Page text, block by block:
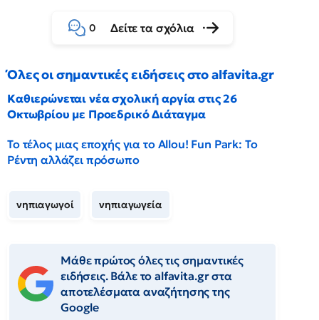
0 Δείτε τα σχόλια
Όλες οι σημαντικές ειδήσεις στο alfavita.gr
Καθιερώνεται νέα σχολική αργία στις 26
Οκτωβρίου με Προεδρικό Διάταγμα
Το τέλος μιας εποχής για το Allou! Fun Park: Το
Ρέντη αλλάζει πρόσωπο
νηπιαγωγοί νηπιαγωγεία
Μάθε πρώτος όλες τις σημαντικές
ειδήσεις. Βάλε το alfavita.gr στα
αποτελέσματα αναζήτησης της
Google